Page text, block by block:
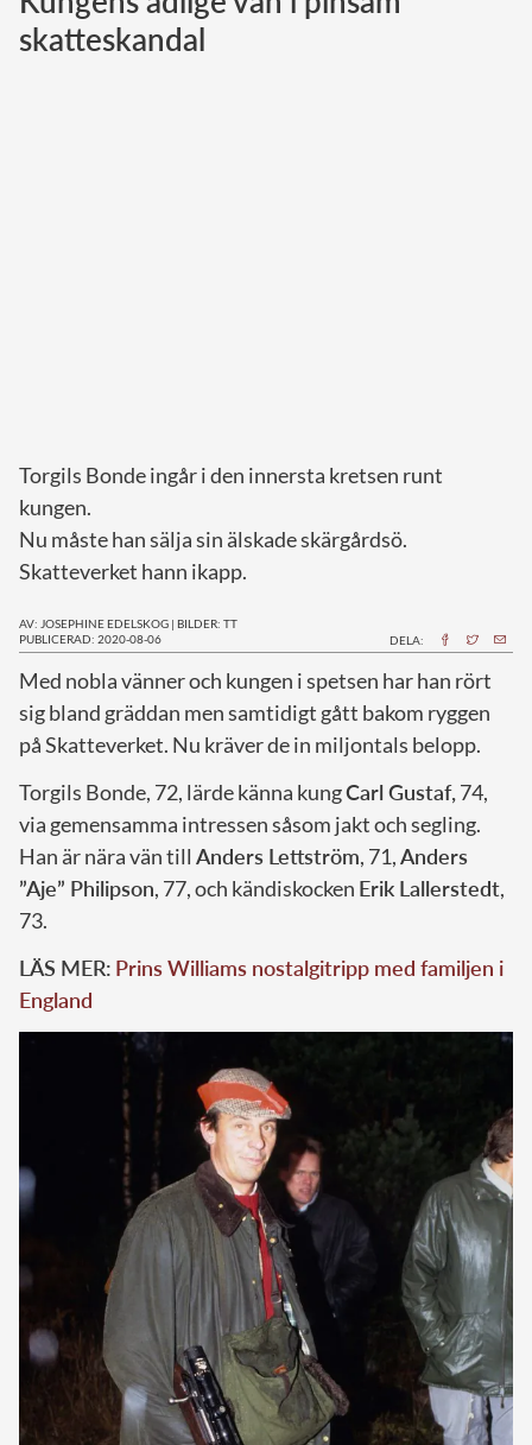
Norska kungahuset
skatteskandal
Torgils Bonde ingår i den innersta kretsen runt
kungen.
Nu måste han sälja sin älskade skärgårdsö.
Skatteverket hann ikapp.
AV: JOSEPHINE EDELSKOG | BILDER: TT
PUBLICERAD: 2020-08-06
DELA:
Med nobla vänner och kungen i spetsen har han rört
sig bland gräddan men samtidigt gått bakom ryggen
på Skatteverket. Nu kräver de in miljontals belopp.
Torgils Bonde, 72, lärde känna kungCarl Gustaf, 74,
via gemensamma intressen såsom jakt och segling.
Han är nära vän till Anders Lettström, 71,Anders
”Aje” Philipson, 77, och kändiskocken Erik Lallerstedt,
73.
LÄS MER: Prins Williams nostalgitripp med familjen i
England